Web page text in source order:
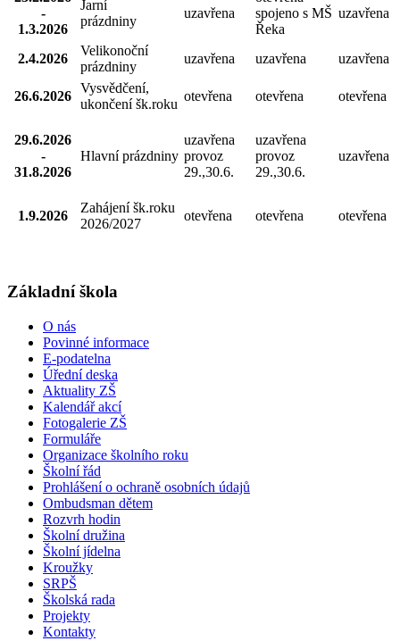
-
1.3.2026
Jarní
prázdniny
uzavřena
spojeno s MŠ
Řeka
uzavřena
2.4.2026
Velikonoční
prázdniny
uzavřena uzavřena uzavřena
26.6.2026
Vysvědčení,
ukončení šk.roku
otevřena otevřena otevřena
29.6.2026
-
31.8.2026
Hlavní prázdniny
uzavřena
provoz
29.,30.6.
uzavřena
provoz
29.,30.6.
uzavřena
1.9.2026
Zahájení šk.roku
2026/2027
otevřena otevřena otevřena
Základní škola
O nás
Povinné informace
E-podatelna
Úřední deska
Aktuality ZŠ
Kalendář akcí
Fotogalerie ZŠ
Formuláře
Organizace školního roku
Školní řád
Prohlášení o ochraně osobních údajů
Ombudsman dětem
Rozvrh hodin
Školní družina
Školní jídelna
Kroužky
SRPŠ
Školská rada
Projekty
Kontakty